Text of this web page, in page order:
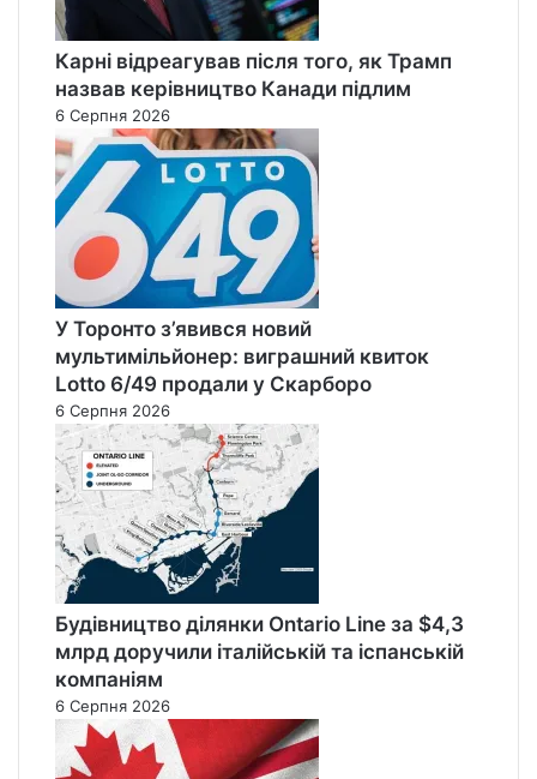
Карні відреагував після того, як Трамп
назвав керівництво Канади підлим
6 Серпня 2026
У Торонто з’явився новий
мультимільйонер: виграшний квиток
Lotto 6/49 продали у Скарборо
6 Серпня 2026
Будівництво ділянки Ontario Line за $4,3
млрд доручили італійській та іспанській
компаніям
6 Серпня 2026